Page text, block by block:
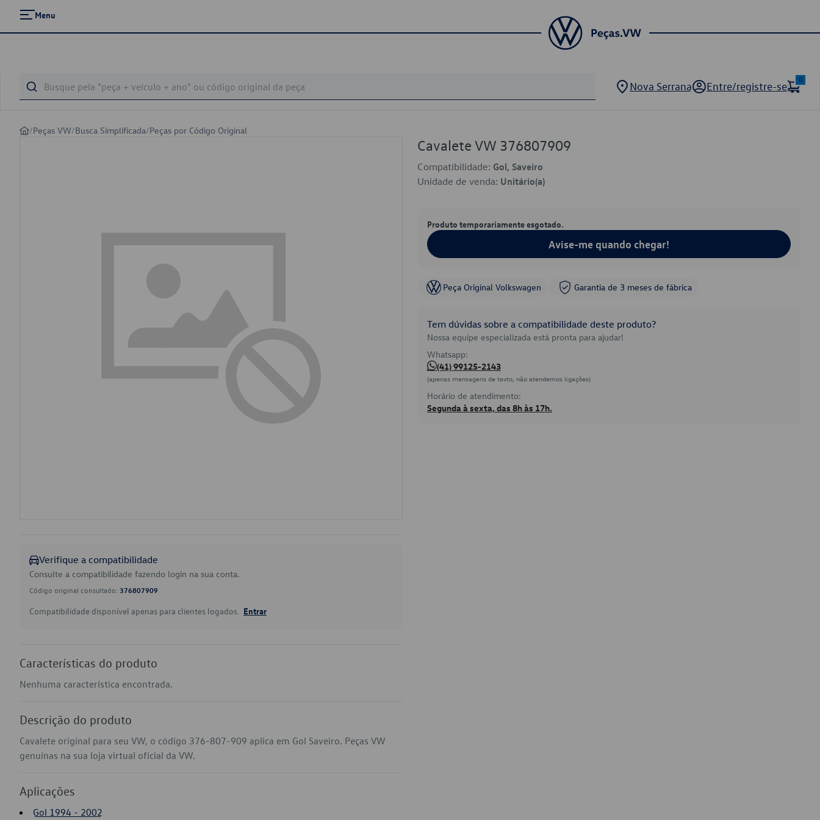
Menu
Nova Serrana Entre/registre-se
0
/Peças VW/Busca Simplificada/Peças por Código Original
Verifique a compatibilidade
Consulte a compatibilidade fazendo login na sua conta.
Código original consultado: 376807909
Compatibilidade disponível apenas para clientes logados. Entrar
Características do produto
Nenhuma característica encontrada.
Descrição do produto
Cavalete original para seu VW, o código 376-807-909 aplica em Gol Saveiro. Peças VW
genuínas na sua loja virtual oficial da VW.
Aplicações
Gol 1994 - 2002
Cavalete VW 376807909
Compatibilidade: Gol, Saveiro
Unidade de venda: Unitário(a)
Produto temporariamente esgotado.
Avise-me quando chegar!
Peça Original Volkswagen Garantia de 3 meses de fábrica
Tem dúvidas sobre a compatibilidade deste produto?
Nossa equipe especializada está pronta para ajudar!
Whatsapp:
(41) 99125-2143
(apenas mensagens de texto, não atendemos ligações)
Horário de atendimento:
Segunda à sexta, das 8h às 17h.